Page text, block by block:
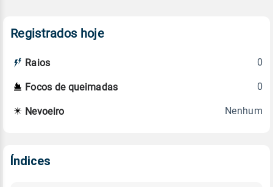
Registrados hoje
Raios 0
Focos de queimadas 0
Nevoeiro Nenhum
Índices